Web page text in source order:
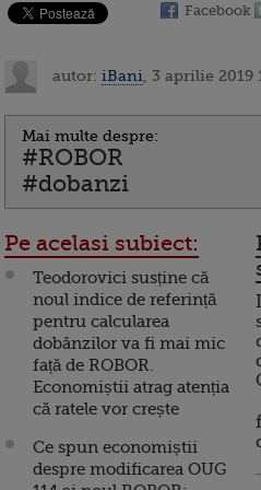
Facebook
autor: iBani , 3 aprilie 2019
Mai multe despre:
#ROBOR
#dobanzi
Pe acelasi subiect:
Teodorovici susține că
noul indice de referință
pentru calcularea
dobânzilor va fi mai mic
față de ROBOR.
Economiștii atrag atenția
că ratele vor crește
Ce spun economiștii
despre modificarea OUG